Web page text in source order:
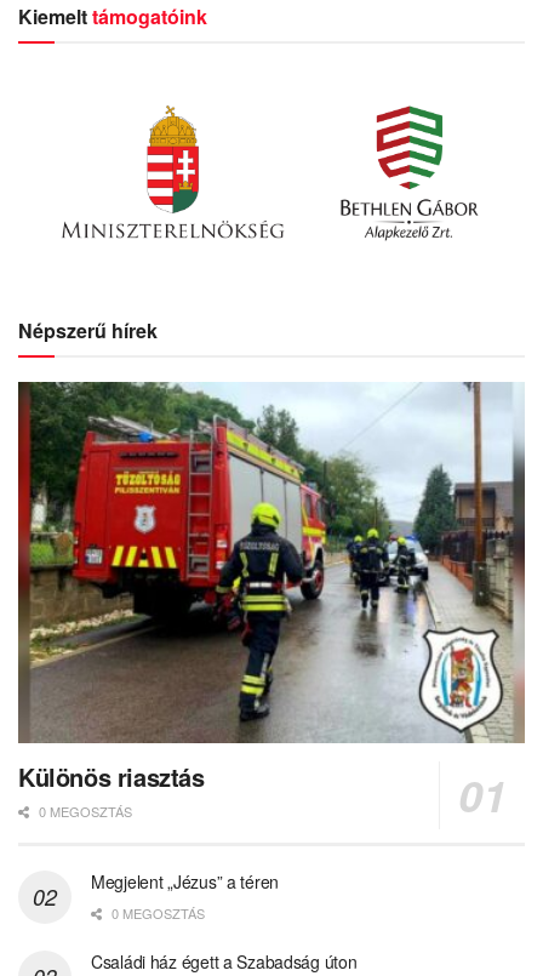
Kiemelttámogatóink
Népszerű hírek
Különös riasztás
0 MEGOSZTÁS
Megjelent „Jézus” a téren
0 MEGOSZTÁS
Családi ház égett a Szabadság úton